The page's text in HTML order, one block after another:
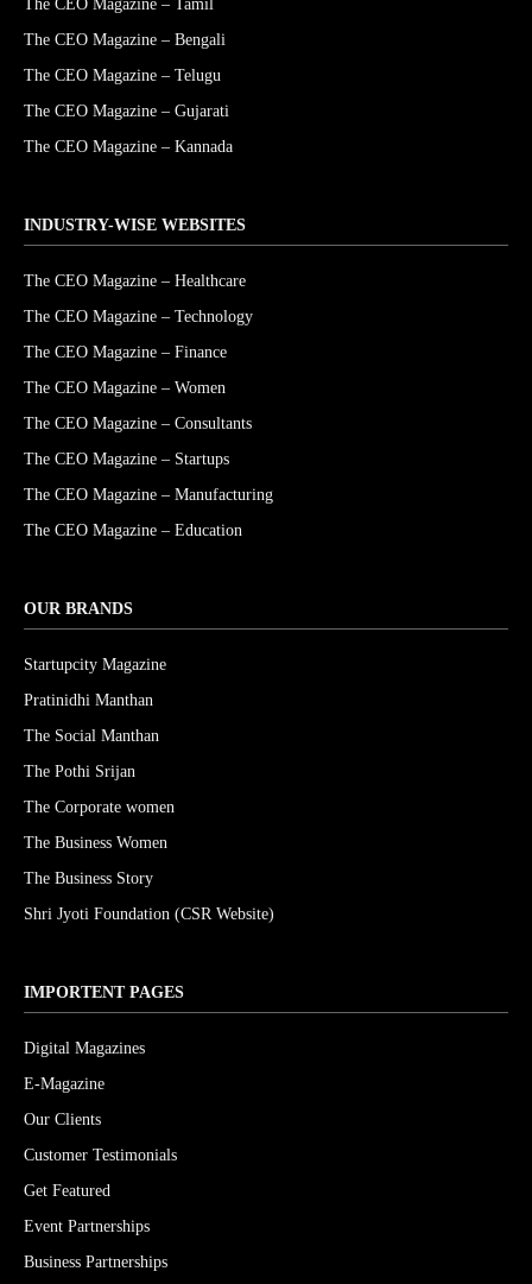
The CEO Magazine – Tamil
The CEO Magazine – Bengali
The CEO Magazine – Telugu
The CEO Magazine – Gujarati
The CEO Magazine – Kannada
INDUSTRY-WISE WEBSITES
The CEO Magazine – Healthcare
The CEO Magazine – Technology
The CEO Magazine – Finance
The CEO Magazine – Women
The CEO Magazine – Consultants
The CEO Magazine – Startups
The CEO Magazine – Manufacturing
The CEO Magazine – Education
OUR BRANDS
Startupcity Magazine
Pratinidhi Manthan
The Social Manthan
The Pothi Srijan
The Corporate women
The Business Women
The Business Story
Shri Jyoti Foundation (CSR Website)
IMPORTENT PAGES
Digital Magazines
E-Magazine
Our Clients
Customer Testimonials
Get Featured
Event Partnerships
Business Partnerships